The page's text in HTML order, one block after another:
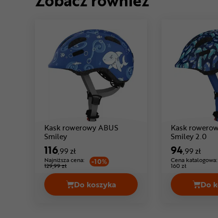
Kask rowerowy ABUS
Smiley
116,99 zł
Najniższa cena:
129,99 zł -10%
Do koszyka
Kask rowerowy ABUS Smiley Cena
Kask
Smiley 2.0
94,99 zł
Cena katalogowa:
160 zł
Do